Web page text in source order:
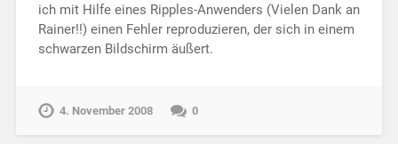
ich mit Hilfe eines Ripples-Anwenders (Vielen Dank an
Rainer!!) einen Fehler reproduzieren, der sich in einem
schwarzen Bildschirm äußert.
4. November 2008 0